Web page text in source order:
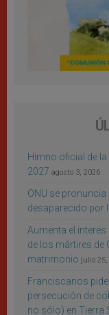
Himno oficial de la
2027 agosto 3, 2026
ONU se
desaparecido por
Aumenta el
de los mártires de
matrimonio julio 25,
Franciscanos
persecución de
no sólo) en Tierra